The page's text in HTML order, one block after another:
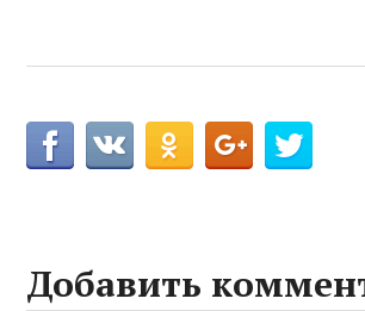
Добавить